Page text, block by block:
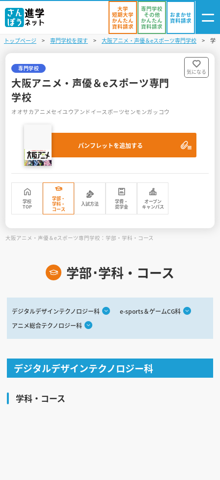
資料リスト
オープンキャンパスを探す
入試・受験入門
お役立ち情報
校内オンラインガイダンス
アンケートフォーム（学校用）
大学
短期大学
かんたん
資料請求
専門学校
その他
かんたん
資料請求
おまかせ
資料請求
トップページ 専門学校を探す 大阪アニメ・声優＆eスポーツ専門学校 学
専門学校
大阪アニメ・声優＆eスポーツ専門
学校
オオサカアニメセイユウアンドイースポーツセンモンガッコウ
パンフレットを追加する
気になる
学校
TOP
学部・
学科・
コース
入試方法
学費・
奨学金
オープン
キャンパス
大阪アニメ・声優＆eスポーツ専門学校：学部・学科・コース
学部･学科・コース
デジタルデザインテクノロジー科
e-sports＆ゲームCG科
アニメ総合テクノロジー科
デジタルデザインテクノロジー科
学科・コース